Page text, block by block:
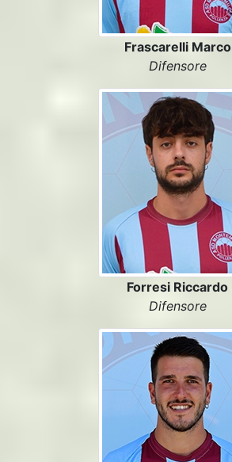
Frascarelli Marco
Difensore
Forresi Riccardo
Difensore